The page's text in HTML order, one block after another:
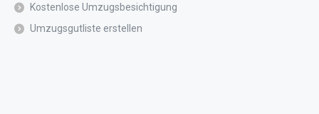
Kostenlose Umzugsbesichtigung
Umzugsgutliste erstellen